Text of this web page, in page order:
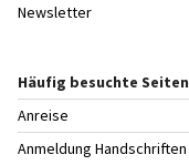
Newsletter
Häufig besuchte Seiten
Anreise
Anmeldung Handschriften